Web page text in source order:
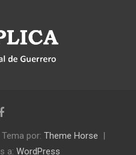
Tema por: Theme Horse
a: WordPress